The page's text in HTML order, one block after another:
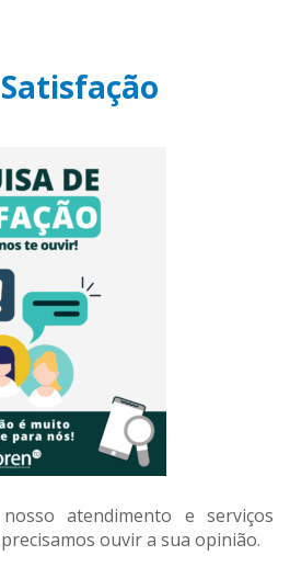
atendimento e serviços
ouvir a sua opinião.